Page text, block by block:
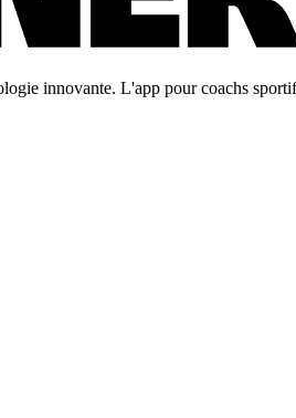
innovante. L'app pour coachs